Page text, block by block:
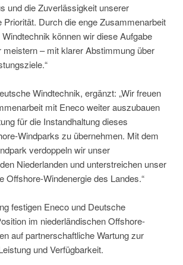
und die Zuverlässigkeit unserer
Priorität. Durch die enge Zusammenarbeit
können wir diese Aufgabe
meistern – mit klarer Abstimmung über
Windtechnik, ergänzt: „Wir freuen
mit Eneco weiter auszubauen
für die Instandhaltung dieses
Windparks zu übernehmen. Mit dem
verdoppeln wir unser
Niederlanden und unterstreichen unser
Offshore-Windenergie des Landes.“
festigen Eneco und Deutsche
im niederländischen Offshore-
auf partnerschaftliche Wartung zur
und Verfügbarkeit.